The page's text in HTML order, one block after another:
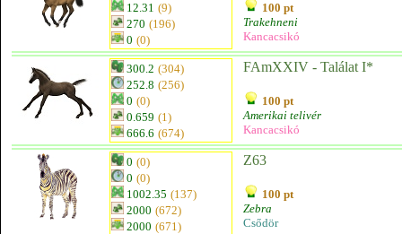
12.31 (9)
270 (196)
0 (0)
100 pt
Trakehneni
Kancacsikó
300.2 (304)
252.8 (256)
0 (0)
0.659 (1)
666.6 (674)
FAmXXIV - Találat I*
100 pt
Amerikai telivér
Kancacsikó
0 (0)
0 (0)
1002.35 (137)
2000 (672)
2000 (671)
Z63
100 pt
Zebra
Csődör